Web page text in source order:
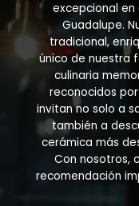
the
page
excepcional en
Guadalupe.
tradicional,
único de nuestra
culinaria
reconocidos
invitan no solo a
también a
cerámica más
Con nosotros,
recomendación